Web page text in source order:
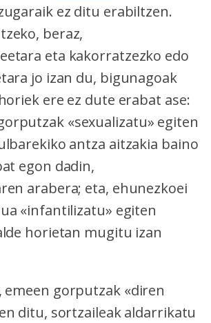
ez ditu erabiltzen.
beraz,
eta kakorratzezko edo
jo izan du, bigunagoak
ere ez dute erabat ase:
«sexualizatu» egiten
antza aitzakia baino
egon dadin,
arabera; eta, ehunezkoei
«infantilizatu» egiten
horietan mugitu izan
emeen gorputzak «diren
ditu, sortzaileak aldarrikatu